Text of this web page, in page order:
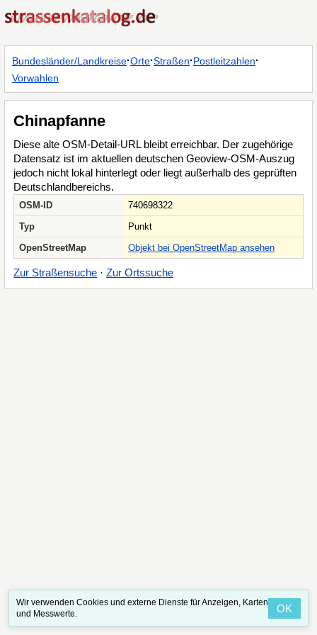
Bundesländer/Landkreise·Orte·Straßen·Postleitzahlen·
Vorwahlen
Chinapfanne
Diese alte OSM-Detail-URL bleibt erreichbar. Der zugehörige
Datensatz ist im aktuellen deutschen Geoview-OSM-Auszug
jedoch nicht lokal hinterlegt oder liegt außerhalb des geprüften
Deutschlandbereichs.
OSM-ID
740698322
Typ
Punkt
OpenStreetMap
Objekt bei OpenStreetMap ansehen
Zur Straßensuche · Zur Ortssuche
Wir verwenden Cookies und externe Dienste für Anzeigen, Karten
und Messwerte.
OK